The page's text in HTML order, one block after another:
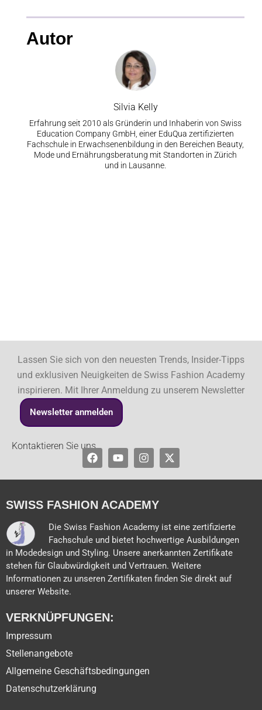
Autor
Silvia Kelly
Erfahrung seit 2010 als Gründerin und Inhaberin von Swiss
Education Company GmbH, einer EduQua zertifizierten
Fachschule in Erwachsenenbildung in den Bereichen Beauty,
Mode und Ernährungsberatung mit Standorten in Zürich
und in Lausanne.
Lassen Sie sich von den neuesten Trends, Insider-Tipps
und exklusiven Neuigkeiten de Swiss Fashion Academy
inspirieren. Mit Ihrer Anmeldung zu unserem Newsletter
Newsletter anmelden
Kontaktieren Sie uns
FacebookYoutubeInstagram
X-
twitter
SWISS FASHION ACADEMY
Die Swiss Fashion Academy ist eine zertifizierte
Fachschule und bietet hochwertige Ausbildungen
in Modedesign und Styling. Unsere anerkannten Zertifikate
stehen für Glaubwürdigkeit und Vertrauen. Weitere
Informationen zu unseren Zertifikaten finden Sie direkt auf
unserer Website.
VERKNÜPFUNGEN:
Impressum
Stellenangebote
Allgemeine Geschäftsbedingungen
Datenschutzerklärung